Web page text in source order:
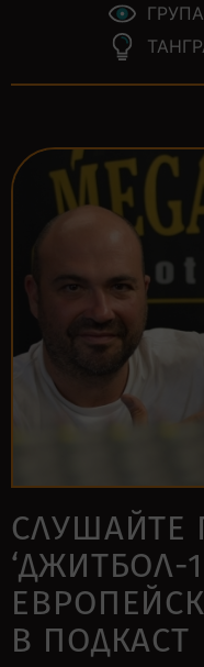
СЛУШАЙТЕ
‘ДЖИТБОЛ-
В ПОДКАСТ